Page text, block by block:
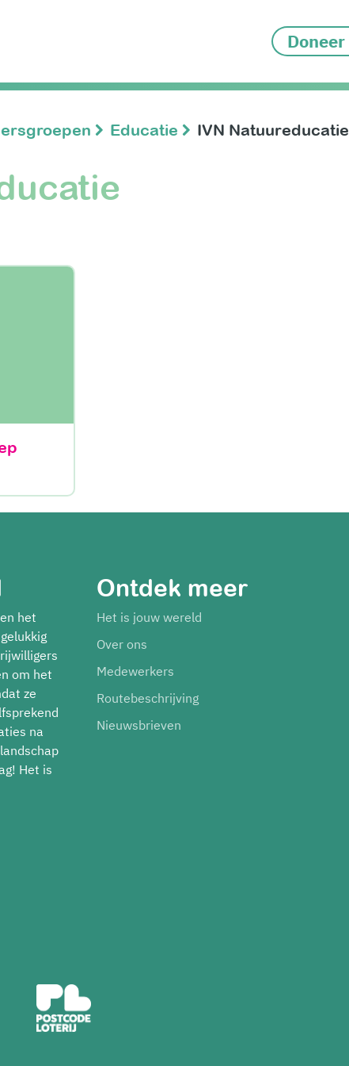
Doneer
Educatie IVN Natuureducatie
het
om het
ze
na
Het is
Ontdek meer
Het is jouw wereld
Over ons
Medewerkers
Routebeschrijving
Nieuwsbrieven